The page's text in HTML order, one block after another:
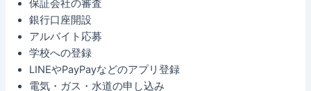
保証会社の審査
銀行口座開設
アルバイト応募
学校への登録
LINEやPayPayなどのアプリ登録
電気・ガス・水道の申し込み